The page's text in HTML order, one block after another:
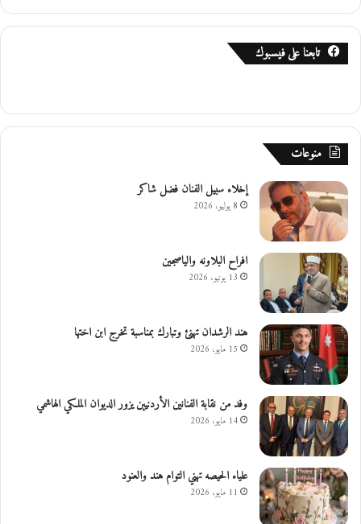
ل
ب
تابعنا على فيسبوك
منوعات
إخلاء سبيل الفنان فضل شاكر
8 يوليو، 2026
افراح البلاونه والياصجين
13 يونيو، 2026
هند الرشدان تهنئ وتبارك بمناسبة تخرج ابن اختها
15 مايو، 2026
وفد من نقابة الفنانين الأردنيين يزور الديوان الملكي الهاشمي
14 مايو، 2026
علياء الحيصه تهني التوام هند والعنود
11 مايو، 2026